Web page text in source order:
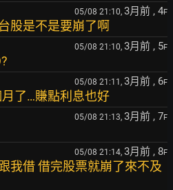
05/08 21:10, 3月前 , 4F
股是不是要崩了啊
05/08 21:10, 3月前 , 5F
05/08 21:11, 3月前 , 6F
了…賺點利息也好
05/08 21:13, 3月前 , 7F
05/08 21:14, 3月前 , 8F
我借 借完股票就崩了來不及